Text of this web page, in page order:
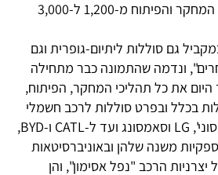
תכפיל את מספר עובדי המחקר והפיתוח מ-1,200 ל-3,000
גם סוללות ליתיום-גופרית וגם
ונדמה שהתמונה כבר מתחילה
את כל תהליכי המחקר, הפיתוח,
בכלל ובפרט סוללות לרכב חשמלי
היו יצרניות סוללות – מ'סוני', LG וסאמסונג ועד ל-CATL ו-BYD,
משנה שלהן ובאוניברסיטאות
הרכב "נפל אסימון", והן